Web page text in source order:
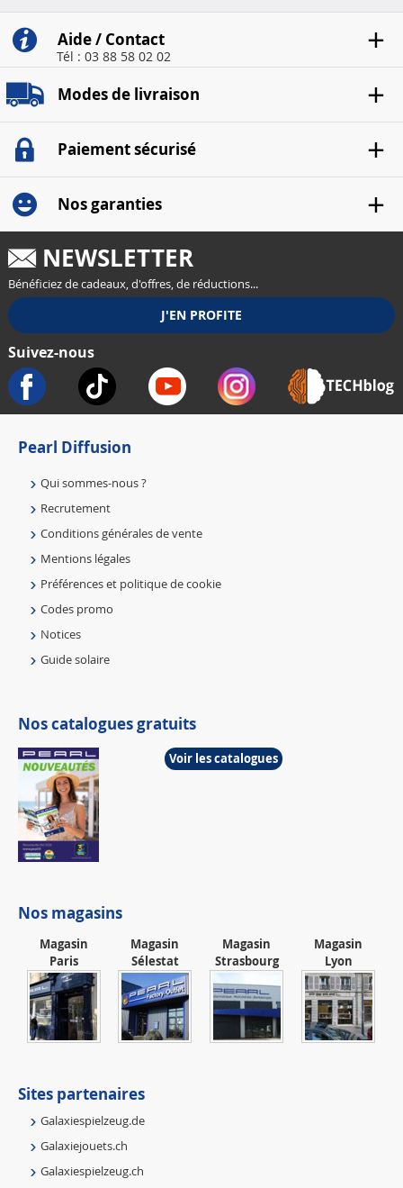
Lampe de table LED à piles
avec cap..
Lampe loupe à LED
Aide / Contact
Modes de livraison
Paiement sécurisé
Nos garanties
NEWSLETTER
Bénéficiez de cadeaux, d'offres, de réductions...
Suivez-nous
Pearl Diffusion
Qui sommes-nous ?
Recrutement
Conditions générales de vente
Mentions légales
Préférences et politique de cookie
Codes promo
Nos catalogues gratuits
Nos magasins
Magasin
Paris
Magasin
Sélestat
Magasin
Strasbourg
Magasin
Lyon
Sites partenaires
Galaxiespielzeug.de